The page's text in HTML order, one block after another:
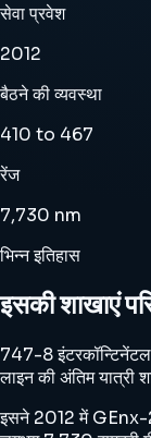
सेवा प्रवेश
2012
बैठने की व्यवस्था
410 to 467
रेंज
7,730 nm
भिन्न इतिहास
इसकी शाखाएं
747-8
लाइन की अंतिम यात्री
इसने 2012 में GEnx-